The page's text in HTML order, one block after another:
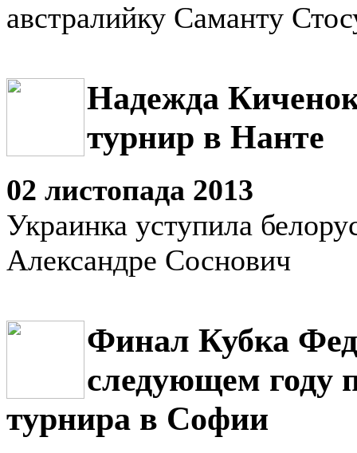
австралийку Саманту
Надежда
турнир в Нанте
02 листопада 2013
Украинка уступила
Александре Соснович
Финал Кубка
следующем году
турнира в Софии